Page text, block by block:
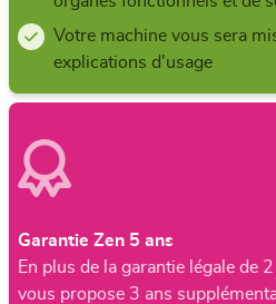
Votre machine vous sera
explications d'usage
Garantie Zen 5 ans
En plus de la garantie légale de
vous propose 3 ans